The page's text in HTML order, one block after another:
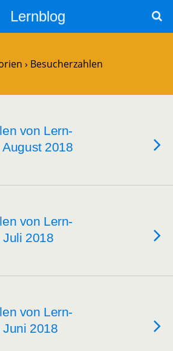
Lernblog
› Besucherzahlen
von Lern-
2018
von Lern-
Juli 2018
von Lern-
Juni 2018